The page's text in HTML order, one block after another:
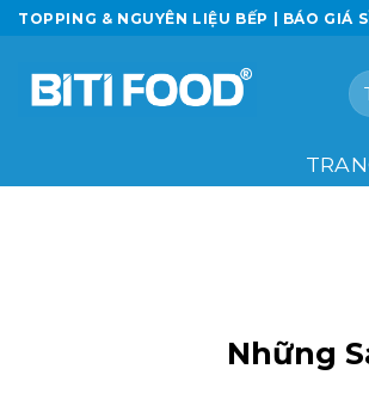
Chuyển
đến
dung
TOPPING & NGUYÊN LIỆU BẾP | BÁO GIÁ
Những